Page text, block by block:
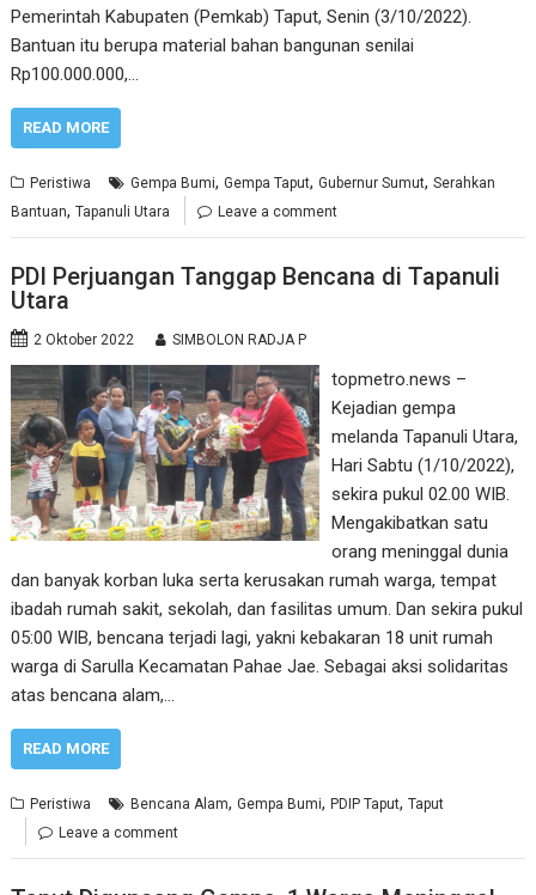
Pemerintah Kabupaten (Pemkab) Taput, Senin (3/10/2022).
Bantuan itu berupa material bahan bangunan senilai
Rp100.000.000,…
READ MORE
Peristiwa Gempa Bumi,Gempa Taput,Gubernur Sumut,Serahkan
Bantuan,Tapanuli Utara Leave a comment
PDI Perjuangan Tanggap Bencana di Tapanuli
Utara
2 Oktober 2022 SIMBOLON RADJA P
topmetro.news –
Kejadian gempa
melanda Tapanuli Utara,
Hari Sabtu (1/10/2022),
sekira pukul 02.00 WIB.
Mengakibatkan satu
orang meninggal dunia
dan banyak korban luka serta kerusakan rumah warga, tempat
ibadah rumah sakit, sekolah, dan fasilitas umum. Dan sekira pukul
05:00 WIB, bencana terjadi lagi, yakni kebakaran 18 unit rumah
warga di Sarulla Kecamatan Pahae Jae. Sebagai aksi solidaritas
atas bencana alam,…
READ MORE
Peristiwa Bencana Alam,Gempa Bumi,PDIP Taput,Taput
Leave a comment